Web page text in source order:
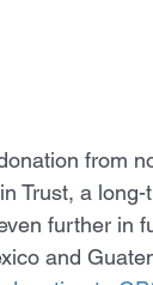
from
Trust, a
further in
and